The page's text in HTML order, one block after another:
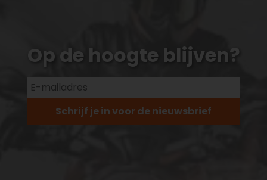
Op de hoogte blijven?
Schrijf je in voor de nieuwsbrief